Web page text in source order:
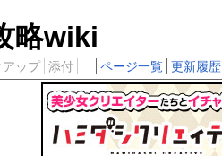
略wiki
アップ 添付 ページ一覧 更新履歴